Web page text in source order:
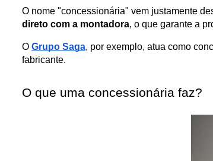
O nome "concessionária" vem justamente
direto com a montadora, o que garante a
O Grupo Saga, por exemplo, atua como
fabricante.
O que uma concessionária faz?